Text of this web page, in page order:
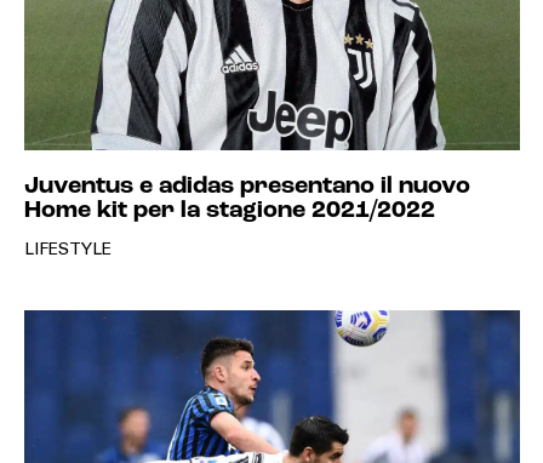
Juventus e adidas presentano il nuovo
Home kit per la stagione 2021/2022
LIFESTYLE